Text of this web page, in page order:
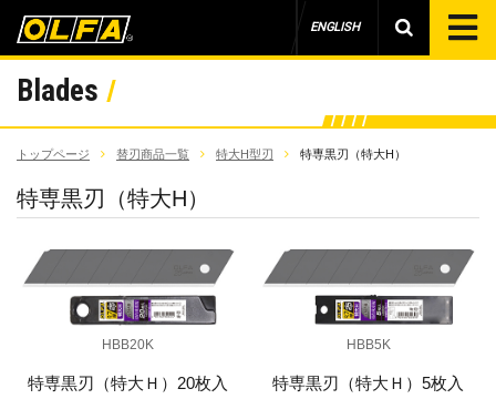
ENGLISH
Blades
トップページ 替刃商品一覧 特大H型刃 特専黒刃（特大H）
特専黒刃（特大H）
HBB20K
特専黒刃（特大Ｈ）20枚入
HBB5K
特専黒刃（特大Ｈ）5枚入